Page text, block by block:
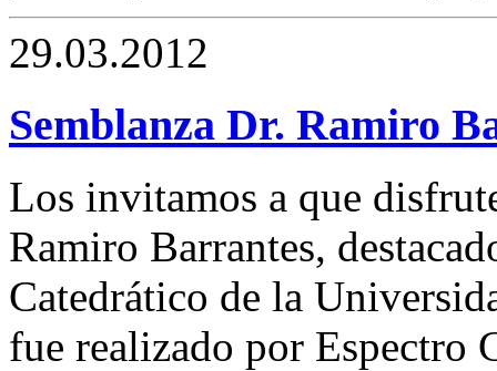
29.03.2012
Semblanza Dr. Ramiro
Los invitamos a que
Ramiro Barrantes,
Catedrático de la
fue realizado por Espectro